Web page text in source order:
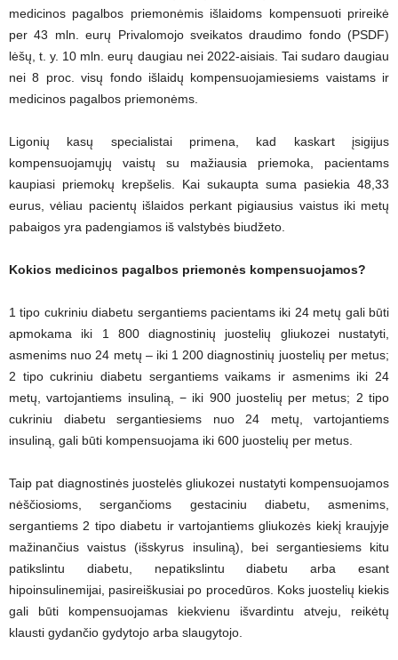
medicinos pagalbos priemonėmis išlaidoms kompensuoti prireikė
per 43 mln. eurų Privalomojo sveikatos draudimo fondo (PSDF)
lėšų, t. y. 10 mln. eurų daugiau nei 2022-aisiais. Tai sudaro daugiau
nei 8 proc. visų fondo išlaidų kompensuojamiesiems vaistams ir
medicinos pagalbos priemonėms.
Ligonių kasų specialistai primena, kad kaskart įsigijus
kompensuojamųjų vaistų su mažiausia priemoka, pacientams
kaupiasi priemokų krepšelis. Kai sukaupta suma pasiekia 48,33
eurus, vėliau pacientų išlaidos perkant pigiausius vaistus iki metų
pabaigos yra padengiamos iš valstybės biudžeto.
Kokios medicinos pagalbos priemonės kompensuojamos?
1 tipo cukriniu diabetu sergantiems pacientams iki 24 metų gali būti
apmokama iki 1 800 diagnostinių juostelių gliukozei nustatyti,
asmenims nuo 24 metų – iki 1 200 diagnostinių juostelių per metus;
2 tipo cukriniu diabetu sergantiems vaikams ir asmenims iki 24
metų, vartojantiems insuliną, − iki 900 juostelių per metus; 2 tipo
cukriniu diabetu sergantiesiems nuo 24 metų, vartojantiems
insuliną, gali būti kompensuojama iki 600 juostelių per metus.
Taip pat diagnostinės juostelės gliukozei nustatyti kompensuojamos
nėščiosioms, sergančioms gestaciniu diabetu, asmenims,
sergantiems 2 tipo diabetu ir vartojantiems gliukozės kiekį kraujyje
mažinančius vaistus (išskyrus insuliną), bei sergantiesiems kitu
patikslintu diabetu, nepatikslintu diabetu arba esant
hipoinsulinemijai, pasireiškusiai po procedūros. Koks juostelių kiekis
gali būti kompensuojamas kiekvienu išvardintu atveju, reikėtų
klausti gydančio gydytojo arba slaugytojo.